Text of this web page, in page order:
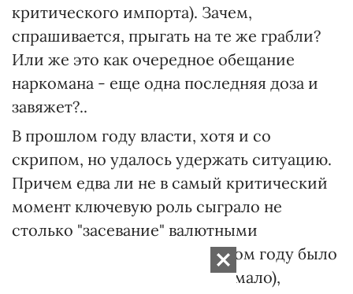
критического импорта). Зачем,
спрашивается, прыгать на те же грабли?
Или же это как очередное обещание
наркомана - еще одна последняя доза и
завяжет?..
В прошлом году власти, хотя и со
скрипом, но удалось удержать ситуацию.
Причем едва ли не в самый критический
момент ключевую роль сыграло не
столько "засевание" валютными
резервами (которых в прошлом году было
потрачено действительно немало),